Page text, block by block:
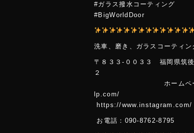
#ガラス撥水コーティング
#BigWorldDoor
洗車、磨き 、ガラスコーティ
〒８３３-００３３ 福岡県筑
ホームページ
https://www.instagram.com/
お電話：090-8762-8795